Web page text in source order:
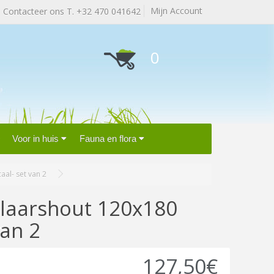
Contacteer ons T. +32 470 041642 Mijn Account
0
Voor in huis Fauna en flora
set van 2
120x180
2
127,50€